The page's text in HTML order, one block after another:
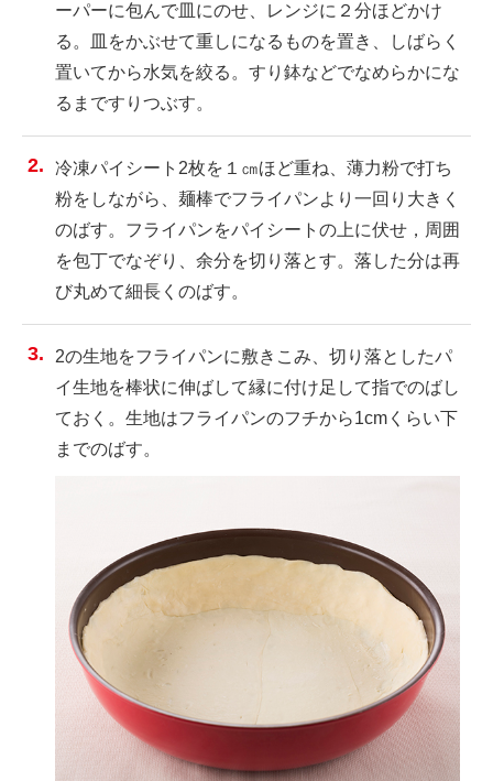
ーパーに包んで皿にのせ、レンジに２分ほどかけ
る。皿をかぶせて重しになるものを置き、しばらく
置いてから水気を絞る。すり鉢などでなめらかにな
るまですりつぶす。
冷凍パイシート2枚を１㎝ほど重ね、薄力粉で打ち
粉をしながら、麺棒でフライパンより一回り大きく
のばす。フライパンをパイシートの上に伏せ，周囲
を包丁でなぞり、余分を切り落とす。落した分は再
び丸めて細長くのばす。
2の生地をフライパンに敷きこみ、切り落としたパ
イ生地を棒状に伸ばして縁に付け足して指でのばし
ておく。生地はフライパンのフチから1cmくらい下
までのばす。